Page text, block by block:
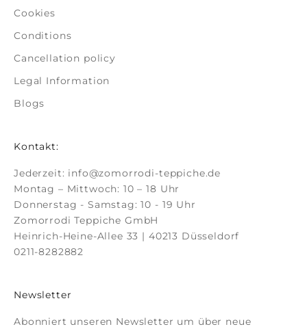
Cookies
Conditions
Cancellation policy
Legal Information
Blogs
Kontakt:
Jederzeit: info@zomorrodi-teppiche.de
Montag – Mittwoch: 10 – 18 Uhr
Donnerstag - Samstag: 10 - 19 Uhr
Zomorrodi Teppiche GmbH
Heinrich-Heine-Allee 33 | 40213 Düsseldorf
0211-8282882
Newsletter
Abonniert unseren Newsletter um über neue